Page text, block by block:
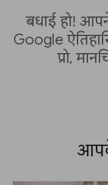
बधाई हो!
Google
प्रो,